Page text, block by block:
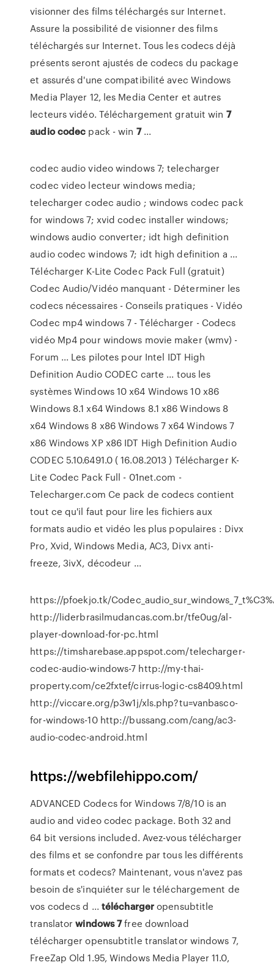
visionner des films téléchargés sur Internet.
Assure la possibilité de visionner des films
téléchargés sur Internet. Tous les codecs déjà
présents seront ajustés de codecs du package
et assurés d'une compatibilité avec Windows
Media Player 12, les Media Center et autres
lecteurs vidéo. Téléchargement gratuit win 7
audio codec pack - win 7...
codec audio video windows 7; telecharger
codec video lecteur windows media;
telecharger codec audio ; windows codec pack
for windows 7; xvid codec installer windows;
windows audio converter; idt high definition
audio codec windows 7; idt high definition a ...
Télécharger K-Lite Codec Pack Full (gratuit)
Codec Audio/Vidéo manquant - Déterminer les
codecs nécessaires - Conseils pratiques - Vidéo
Codec mp4 windows 7 - Télécharger - Codecs
vidéo Mp4 pour windows movie maker (wmv) -
Forum ... Les pilotes pour Intel IDT High
Definition Audio CODEC carte ... tous les
systèmes Windows 10 x64 Windows 10 x86
Windows 8.1 x64 Windows 8.1 x86 Windows 8
x64 Windows 8 x86 Windows 7 x64 Windows 7
x86 Windows XP x86 IDT High Definition Audio
CODEC 5.10.6491.0 ( 16.08.2013 ) Télécharger K-
Lite Codec Pack Full - 01net.com -
Telecharger.com Ce pack de codecs contient
tout ce qu'il faut pour lire les fichiers aux
formats audio et vidéo les plus populaires : Divx
Pro, Xvid, Windows Media, AC3, Divx anti-
freeze, 3ivX, décodeur ...
https://pfoekjo.tk/
http://liderbrasilmudancas.com.br/tfe0ug/al-
player-download-for-pc.html
https://timsharebase.appspot.com/telecharger-
codec-audio-windows-7 http://my-thai-
property.com/ce2fxtef/cirrus-logic-cs8409.html
http://viccare.org/p3w1j/xls.php?tu=vanbasco-
for-windows-10 http://bussang.com/cang/ac3-
audio-codec-android.html
https://webfilehippo.com/
ADVANCED Codecs for Windows 7/8/10 is an
audio and video codec package. Both 32 and
64 bit versions included. Avez-vous télécharger
des films et se confondre par tous les différents
formats et codecs? Maintenant, vous n'avez pas
besoin de s'inquiéter sur le téléchargement de
vos codecs d ... téléchargeropensubtitle
translatorwindows7free download
télécharger opensubtitle translator windows 7,
FreeZap Old 1.95, Windows Media Player 11.0,